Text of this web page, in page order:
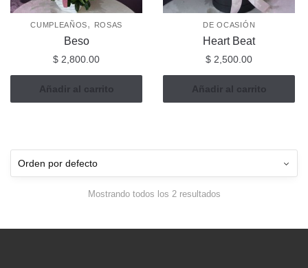
CUMPLEAÑOS, ROSAS
Beso
$ 2,800.00
Añadir al carrito
DE OCASIÓN
Heart Beat
$ 2,500.00
Añadir al carrito
Mostrando todos los 2 resultados